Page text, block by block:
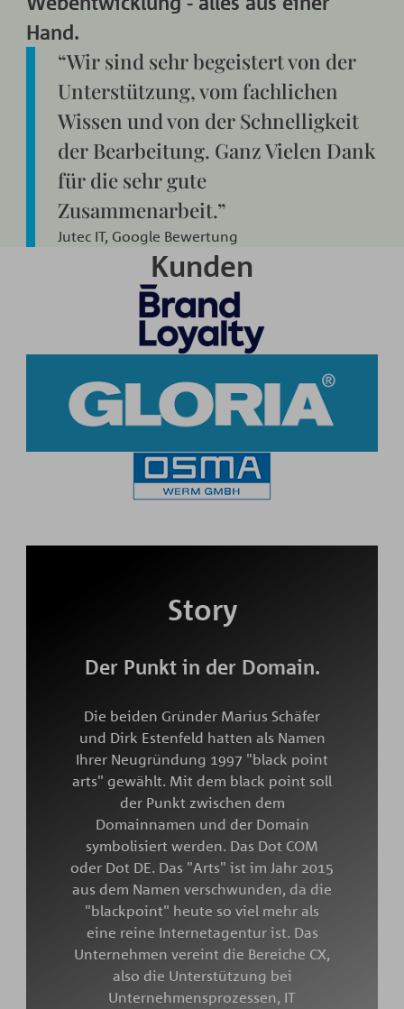
Hand.
“Wir sind sehr begeistert von der
Unterstützung, vom fachlichen
Wissen und von der Schnelligkeit
der Bearbeitung. Ganz Vielen Dank
für die sehr gute
Zusammenarbeit.”
Jutec IT, Google Bewertung
Kunden
Story
Der Punkt in der Domain.
Die beiden Gründer Marius Schäfer
und Dirk Estenfeld hatten als Namen
Ihrer Neugründung 1997 "black point
arts" gewählt. Mit dem black point soll
der Punkt zwischen dem
Domainnamen und der Domain
symbolisiert werden. Das Dot COM
oder Dot DE. Das "Arts" ist im Jahr 2015
aus dem Namen verschwunden, da die
"blackpoint" heute so viel mehr als
eine reine Internetagentur ist. Das
Unternehmen vereint die Bereiche CX,
also die Unterstützung bei
Unternehmensprozessen, IT